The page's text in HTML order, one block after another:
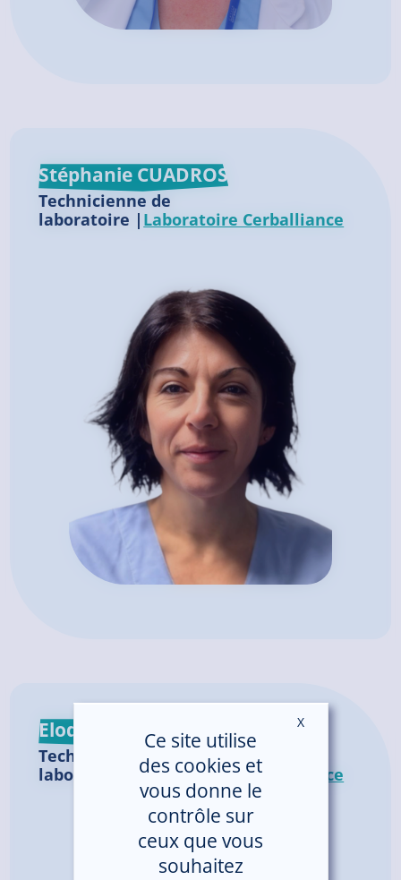
Stéphanie CUADROS
Technicienne de
laboratoire | Laboratoire Cerballiance
Elodie MARCELLINI
Technicienne de
laboratoire |Laboratoire Cerballiance
Ce site utilise
des cookies et
vous donne le
contrôle sur
ceux que vous
souhaitez
XMasquer le